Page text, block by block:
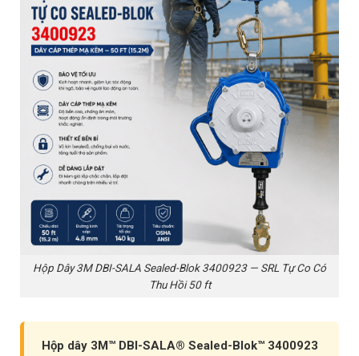
Hộp Dây 3M DBI-SALA Sealed-Blok 3400923 — SRL Tự Co Có
Thu Hồi 50 ft
Hộp dây 3M™ DBI-SALA® Sealed-Blok™ 3400923